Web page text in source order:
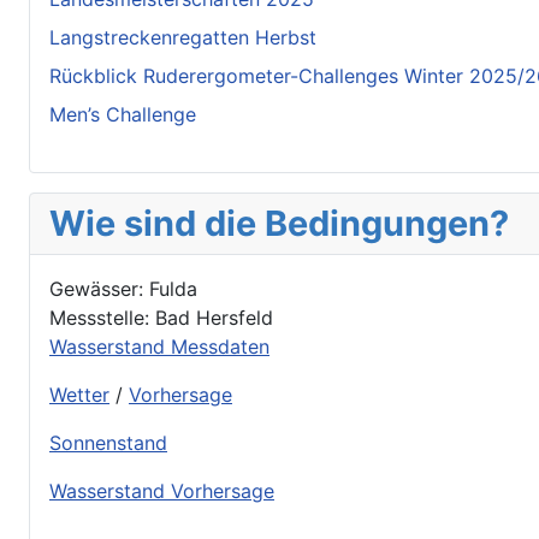
Langstreckenregatten Herbst
Rückblick Ruderergometer-Challenges Winter 2025/
Men’s Challenge
Wie sind die Bedingungen?
Gewässer: Fulda
Messstelle: Bad Hersfeld
Wasserstand Messdaten
Wetter / Vorhersage
Sonnenstand
Wasserstand Vorhersage